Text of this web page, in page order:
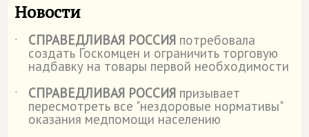
Новости
˙ СПРАВЕДЛИВАЯ РОССИЯ потребовала
создать Госкомцен и ограничить торговую
надбавку на товары первой необходимости
˙
СПРАВЕДЛИВАЯ РОССИЯ призывает
пересмотреть все "нездоровые нормативы"
оказания медпомощи населению